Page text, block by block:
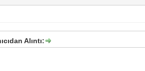
Alıntı: